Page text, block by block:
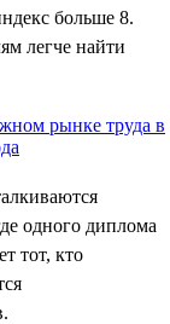
больше 8.
легче найти
одного диплома
тот, кто